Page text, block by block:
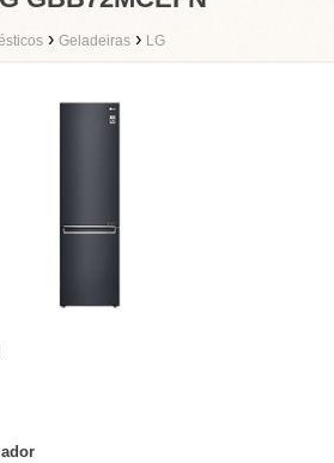
› Geladeiras › LG